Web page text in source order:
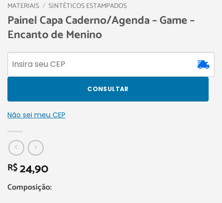
MATERIAIS / SINTÉTICOS ESTAMPADOS
Painel Capa Caderno/Agenda – Game –
Encanto de Menino
CONSULTAR
Não sei meu CEP
R$24,90
Composição: